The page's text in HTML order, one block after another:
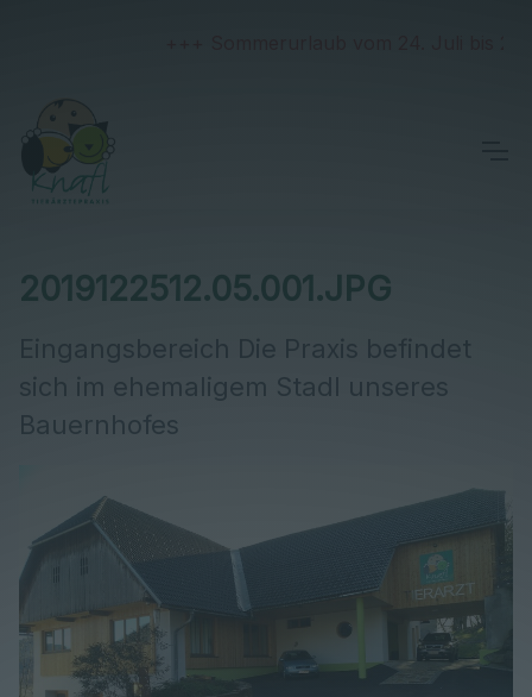
2019122512.05.001.JPG
Eingangsbereich Die Praxis befindet
sich im ehemaligem Stadl unseres
Bauernhofes